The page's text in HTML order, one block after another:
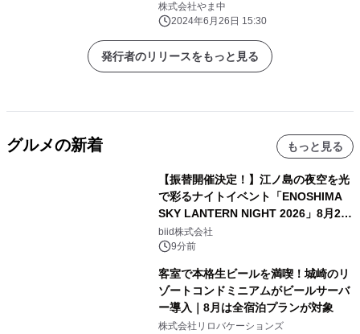
株式会社やま中
2024年6月26日 15:30
発行者のリリースをもっと見る
グルメの新着 もっと見る
【振替開催決定！】江ノ島の夜空を光
で彩るナイトイベント「ENOSHIMA
SKY LANTERN NIGHT 2026」8月22
日(土)振替開催＆受付スタート！
biid株式会社
9分前
客室で本格生ビールを満喫！城崎のリ
ゾートコンドミニアムがビールサーバ
ー導入｜8月は全宿泊プランが対象
株式会社リロバケーションズ